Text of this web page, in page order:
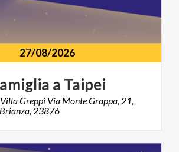
27/08/2026
a Taipei
Greppi Via Monte Grappa, 21,
23876